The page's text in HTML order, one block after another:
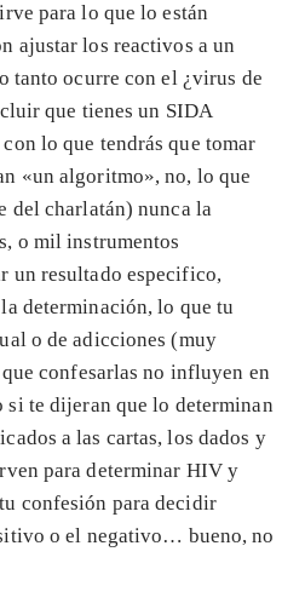
para lo que lo están
ajustar los reactivos a un
tanto ocurre con el ¿virus de
que tienes un SIDA
lo que tendrás que tomar
«un algoritmo», no, lo que
del charlatán) nunca la
o mil instrumentos
un resultado especifico,
determinación, lo que tu
o de adicciones (muy
confesarlas no influyen en
si te dijeran que lo determinan
a las cartas, los dados y
para determinar HIV y
confesión para decidir
o el negativo… bueno, no